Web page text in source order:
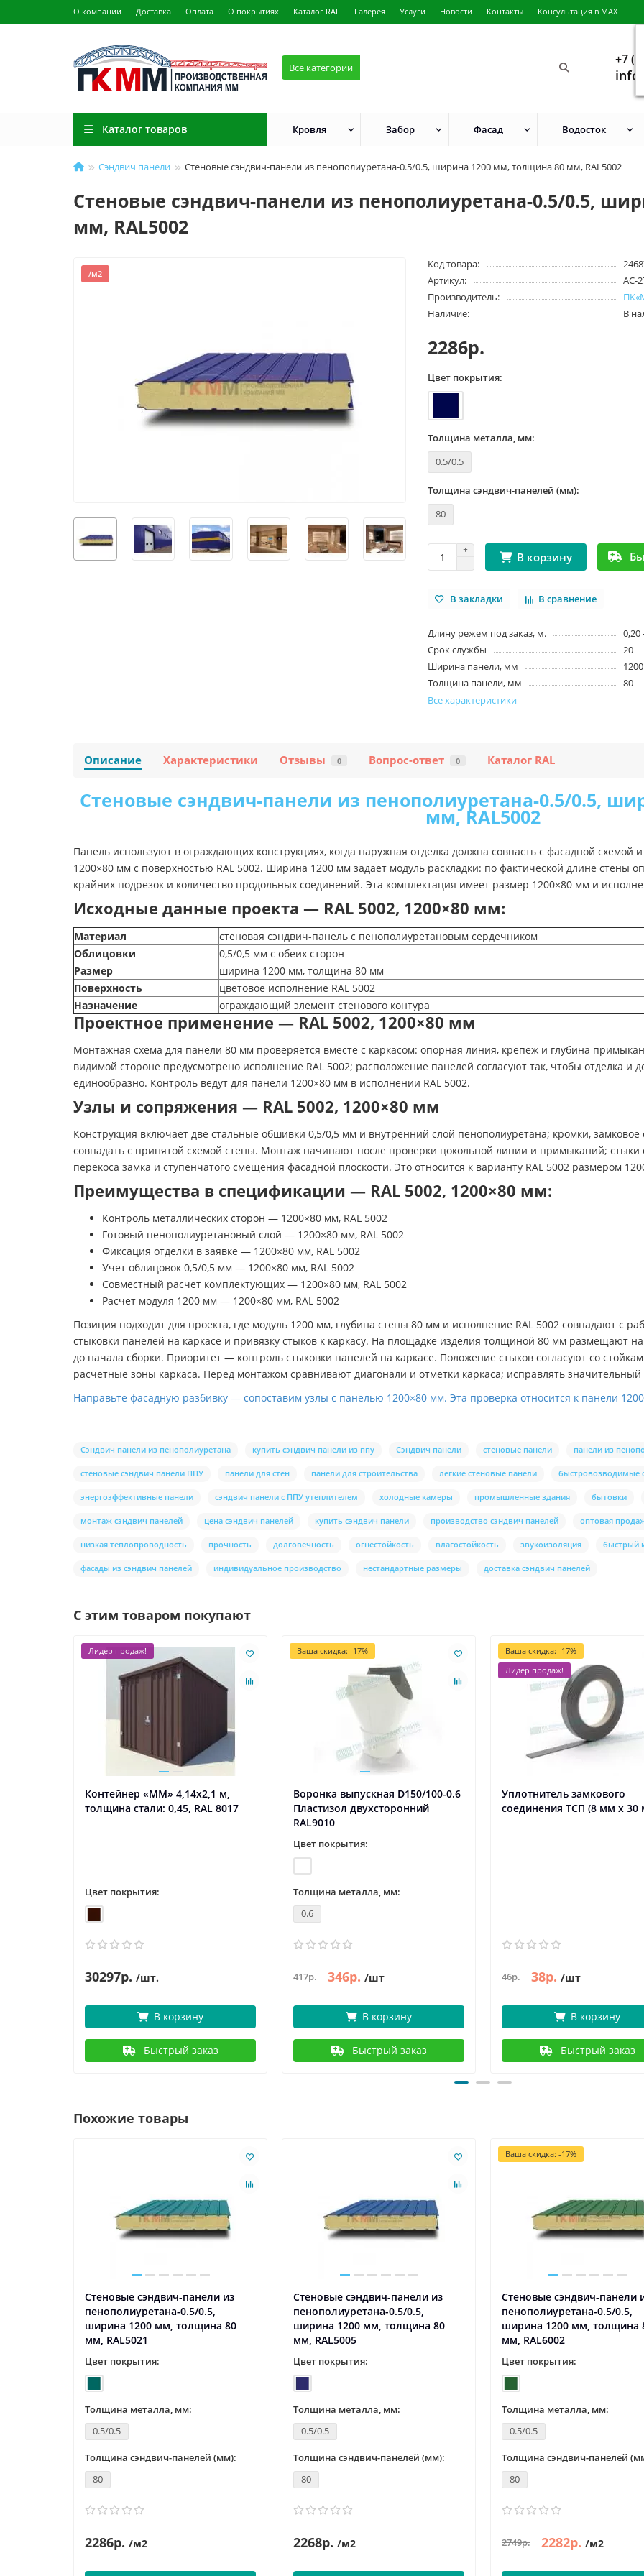
О компании Доставка Оплата О покрытиях Каталог RAL Галерея Услуги Новости Контакты Консультация в MAX
Все категории
+7
Каталог товаров Кровля Забор Фасад Водосток
Сэндвич панели Стеновые сэндвич-панели из пенополиуретана-0.5/0.5, ширина 1200 мм, толщина 80 мм, RAL5002
Стеновые сэндвич-панели из пенополиуретана-0.5/0.5,
мм, RAL5002
/м2
Код товара:
Артикул:
АС-
Производитель:
Наличие:
В
2286р.
Цвет покрытия:
Толщина металла, мм:
0.5/0.5
Толщина сэндвич-панелей (мм):
80
В корзину
В закладки В сравнение
Длину режем под заказ, м.
0,20
Срок службы
20
Ширина панели, мм
1200
Толщина панели, мм
80
Все характеристики
Описание Характеристики Отзывы 0 Вопрос-ответ 0 Каталог RAL
Стеновые сэндвич-панели из пенополиуретана-0.5/0.5,
мм, RAL5002
Панель используют в ограждающих конструкциях, когда наружная отделка должна совпасть с фасадной
1200×80 мм с поверхностью RAL 5002. Ширина 1200 мм задает модуль раскладки: по фактической длине стены
крайних подрезок и количество продольных соединений. Эта комплектация имеет размер 1200×80 мм и
Исходные данные проекта — RAL 5002, 1200×80 мм:
Материал
стеновая сэндвич-панель с пенополиуретановым сердечником
Облицовки
0,5/0,5 мм с обеих сторон
Размер
ширина 1200 мм, толщина 80 мм
Поверхность
цветовое исполнение RAL 5002
Назначение
ограждающий элемент стенового контура
Проектное применение — RAL 5002, 1200×80 мм
Монтажная схема для панели 80 мм проверяется вместе с каркасом: опорная линия, крепеж и глубина
видимой стороне предусмотрено исполнение RAL 5002; расположение панелей согласуют так, чтобы отделка
единообразно. Контроль ведут для панели 1200×80 мм в исполнении RAL 5002.
Узлы и сопряжения — RAL 5002, 1200×80 мм
Конструкция включает две стальные обшивки 0,5/0,5 мм и внутренний слой пенополиуретана; кромки,
совпадать с принятой схемой стены. Монтаж начинают после проверки цокольной линии и примыканий; стыки
перекоса замка и ступенчатого смещения фасадной плоскости. Это относится к варианту RAL 5002 размером
Преимущества в спецификации — RAL 5002, 1200×80 мм:
Контроль металлических сторон — 1200×80 мм, RAL 5002
Готовый пенополиуретановый слой — 1200×80 мм, RAL 5002
Фиксация отделки в заявке — 1200×80 мм, RAL 5002
Учет облицовок 0,5/0,5 мм — 1200×80 мм, RAL 5002
Совместный расчет комплектующих — 1200×80 мм, RAL 5002
Расчет модуля 1200 мм — 1200×80 мм, RAL 5002
Позиция подходит для проекта, где модуль 1200 мм, глубина стены 80 мм и исполнение RAL 5002 совпадают с
стыковки панелей на каркасе и привязку стыков к каркасу. На площадке изделия толщиной 80 мм размещают
до начала сборки. Приоритет — контроль стыковки панелей на каркасе. Положение стыков согласуют со
расчетные зоны каркаса. Перед монтажом сравнивают диагонали и отметки каркаса; исправлять
Направьте фасадную разбивку — сопоставим узлы с панелью 1200×80 мм. Эта проверка относится к панели
Сэндвич панели из пенополиуретана купить сэндвич панели из ппу Сэндвич панели стеновые панели панели из
стеновые сэндвич панели ППУ панели для стен панели для строительства легкие стеновые панели быстровозводимые
энергоэффективные панели сэндвич панели с ППУ утеплителем холодные камеры промышленные здания бытовки
монтаж сэндвич панелей цена сэндвич панелей купить сэндвич панели производство сэндвич панелей оптовая
низкая теплопроводность прочность долговечность огнестойкость влагостойкость звукоизоляция быстрый
фасады из сэндвич панелей индивидуальное производство нестандартные размеры доставка сэндвич панелей
С этим товаром покупают
Лидер продаж!
Контейнер «ММ» 4,14х2,1 м,
толщина стали: 0,45, RAL 8017
Цвет покрытия:
30297р. /шт.
В корзину
Быстрый заказ
Ваша скидка: -17%
Воронка выпускная D150/100-0.6
Пластизол двухсторонний
RAL9010
Цвет покрытия:
Толщина металла, мм:
0.6
417р. 346р. /шт
В корзину
Быстрый заказ
Ваша скидка: -17%
Лидер продаж!
Уплотнитель замкового
соединения ТСП (8 мм х 30
46р. 38р. /шт
В корзину
Быстрый заказ
Похожие товары
Стеновые сэндвич-панели из
пенополиуретана-0.5/0.5,
ширина 1200 мм, толщина 80
мм, RAL5021
Цвет покрытия:
Толщина металла, мм:
0.5/0.5
Толщина сэндвич-панелей (мм):
80
2286р. /м2
Стеновые сэндвич-панели из
пенополиуретана-0.5/0.5,
ширина 1200 мм, толщина 80
мм, RAL5005
Цвет покрытия:
Толщина металла, мм:
0.5/0.5
Толщина сэндвич-панелей (мм):
80
2268р. /м2
Ваша скидка: -17%
Стеновые сэндвич-панели
пенополиуретана-0.5/0.5,
ширина 1200 мм, толщина
мм, RAL6002
Цвет покрытия:
Толщина металла, мм:
0.5/0.5
Толщина сэндвич-панелей
80
2749р. 2282р. /м2